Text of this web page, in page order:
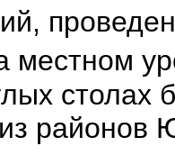
местном
районов